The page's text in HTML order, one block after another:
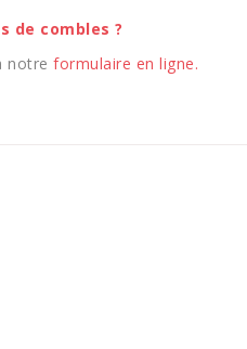
de combles ?
notre formulaire en ligne.